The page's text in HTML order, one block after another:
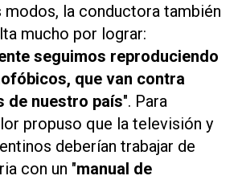
modos, la conductora también
mucho por lograr:
seguimos reproduciendo
que van contra
de nuestro país". Para
propuso que la televisión y
deberían trabajar de
con un "manual de